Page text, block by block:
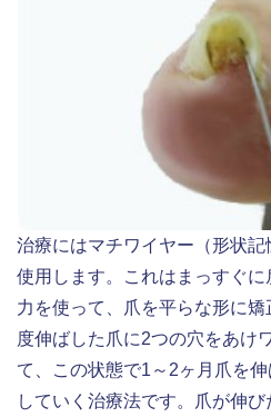
治療にはマチワイヤー（形状
使用します。これはまっすぐ
力を使って、爪を平らな形に
度伸ばした爪に2つの穴をあけ
て、この状態で1～2ヶ月爪を
していく治療法です。爪が伸